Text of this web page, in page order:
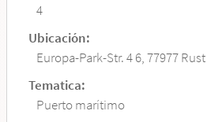
4
Ubicación:
Europa-Park-Str. 4 6, 77977 Rust
Tematica:
Puerto marítimo